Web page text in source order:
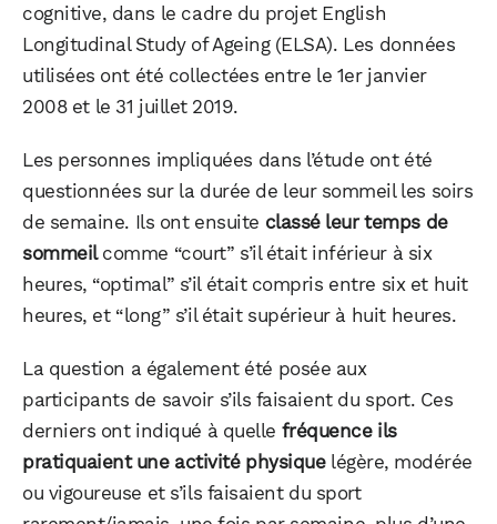
cognitive, dans le cadre du projet English
Longitudinal Study of Ageing (ELSA). Les données
utilisées ont été collectées entre le 1er janvier
2008 et le 31 juillet 2019.
Les personnes impliquées dans l’étude ont été
questionnées sur la durée de leur sommeil les soirs
de semaine. Ils ont ensuite classé leur temps de
sommeilcomme “court” s’il était inférieur à six
heures, “optimal” s’il était compris entre six et huit
heures, et “long” s’il était supérieur à huit heures.
La question a également été posée aux
participants de savoir s’ils faisaient du sport. Ces
derniers ont indiqué à quelle fréquence ils
pratiquaient une activité physiquelégère, modérée
ou vigoureuse et s’ils faisaient du sport